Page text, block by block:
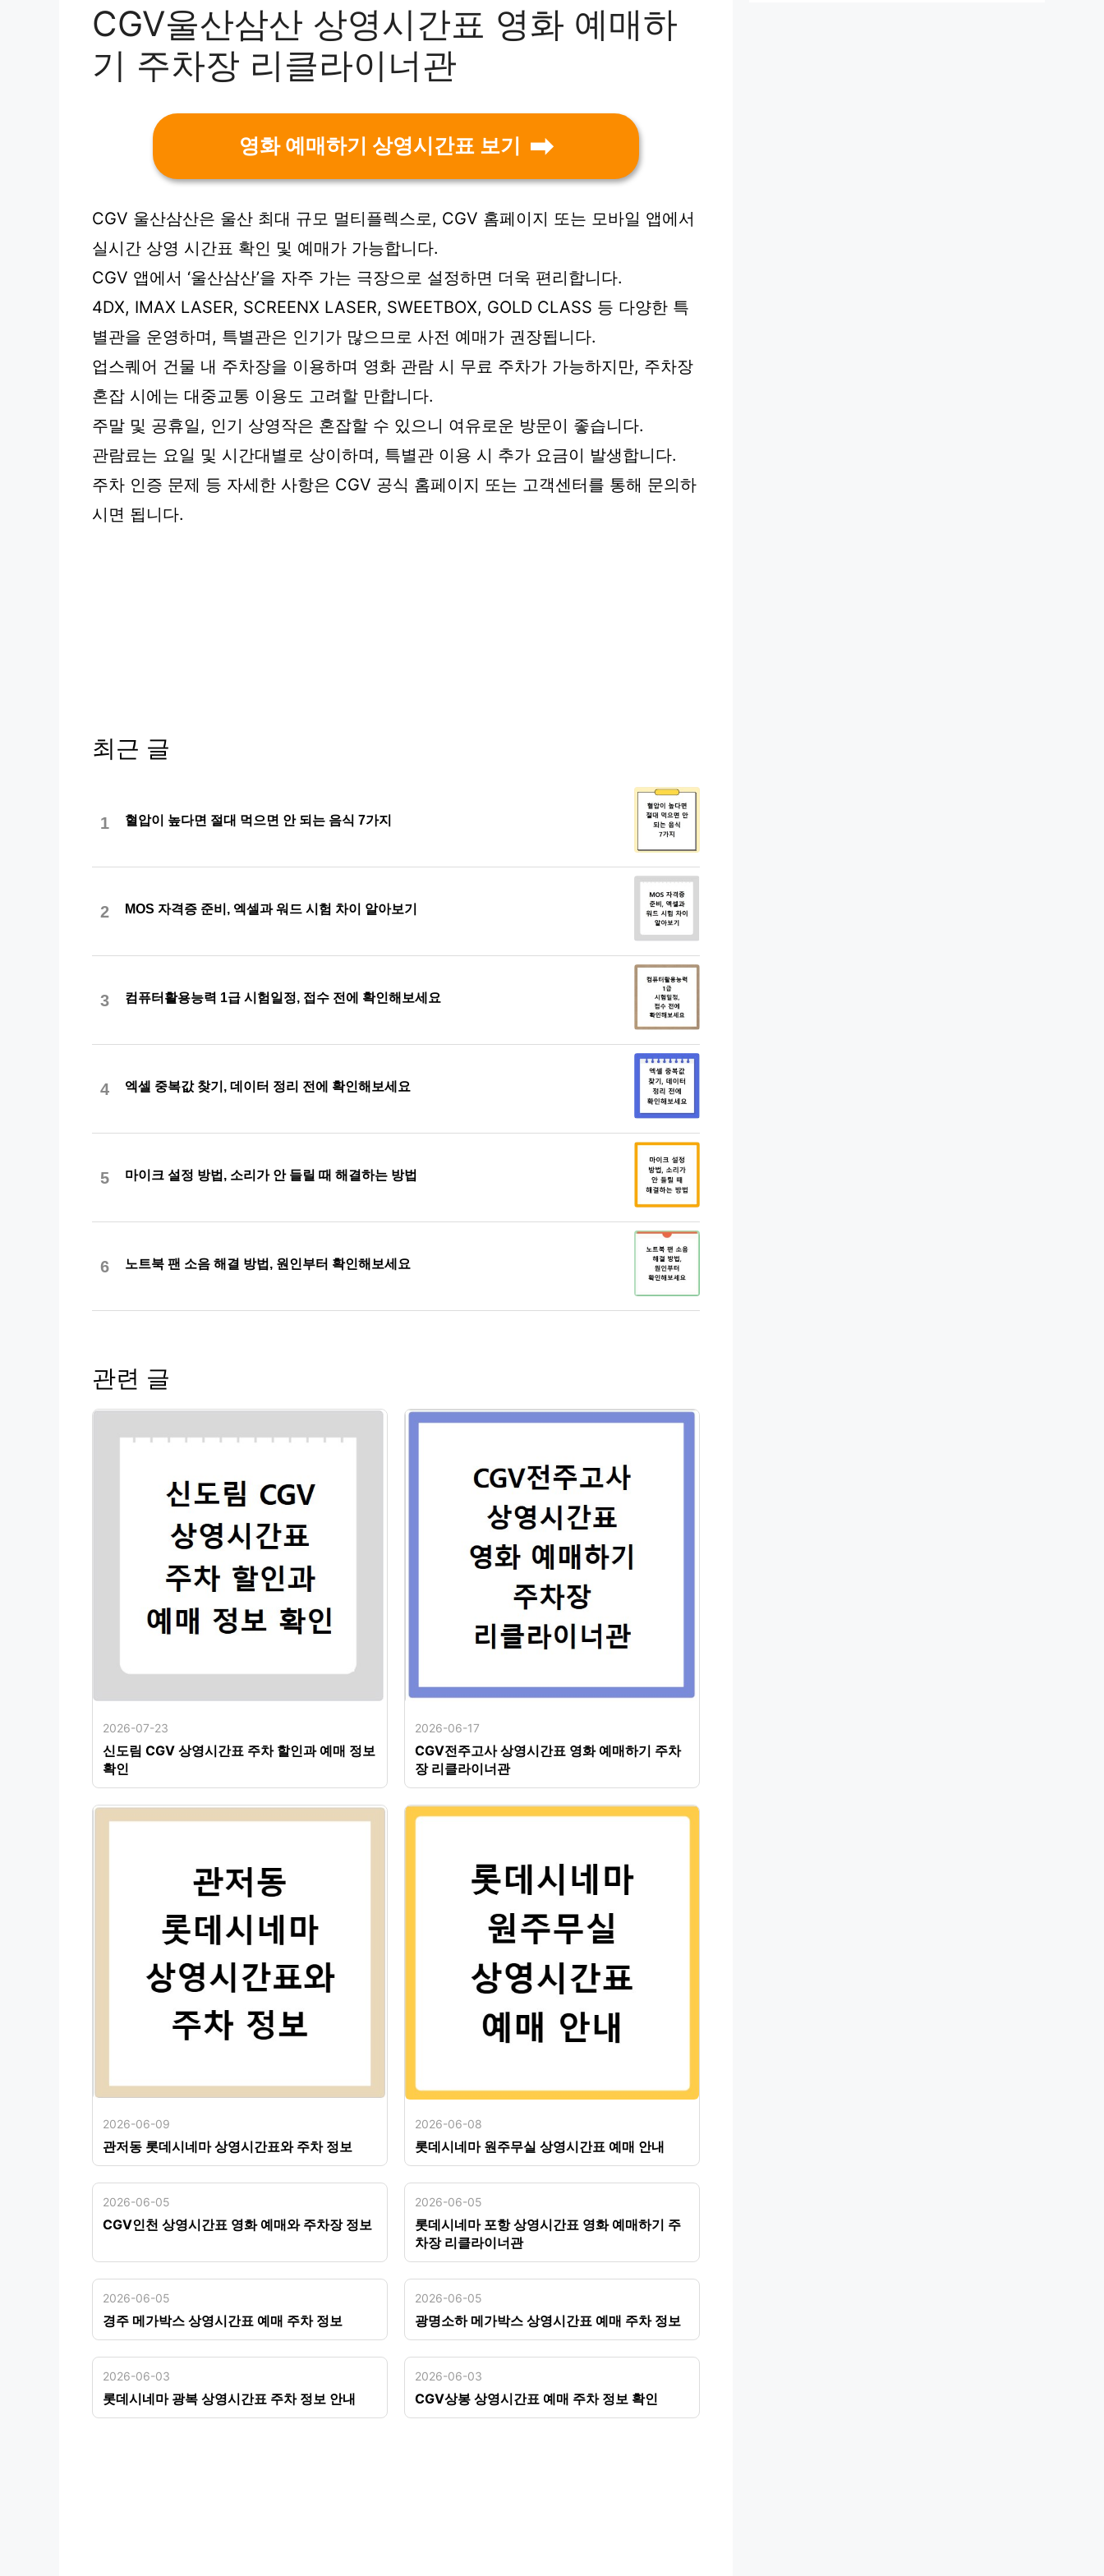
CGV울산삼산 상영시간표 영화 예매하
기 주차장 리클라이너관
영화 예매하기 상영시간표 보기
CGV 울산삼산은 울산 최대 규모 멀티플렉스로, CGV 홈페이지 또는 모바일 앱에서
실시간 상영 시간표 확인 및 예매가 가능합니다.
CGV 앱에서 ‘울산삼산’을 자주 가는 극장으로 설정하면 더욱 편리합니다.
4DX, IMAX LASER, SCREENX LASER, SWEETBOX, GOLD CLASS 등 다양한 특
별관을 운영하며, 특별관은 인기가 많으므로 사전 예매가 권장됩니다.
업스퀘어 건물 내 주차장을 이용하며 영화 관람 시 무료 주차가 가능하지만, 주차장
혼잡 시에는 대중교통 이용도 고려할 만합니다.
주말 및 공휴일, 인기 상영작은 혼잡할 수 있으니 여유로운 방문이 좋습니다.
관람료는 요일 및 시간대별로 상이하며, 특별관 이용 시 추가 요금이 발생합니다.
주차 인증 문제 등 자세한 사항은 CGV 공식 홈페이지 또는 고객센터를 통해 문의하
시면 됩니다.
최근 글
1 혈압이 높다면 절대 먹으면 안 되는 음식 7가지
2 MOS 자격증 준비, 엑셀과 워드 시험 차이 알아보기
3 컴퓨터활용능력 1급 시험일정, 접수 전에 확인해보세요
4 엑셀 중복값 찾기, 데이터 정리 전에 확인해보세요
5 마이크 설정 방법, 소리가 안 들릴 때 해결하는 방법
6 노트북 팬 소음 해결 방법, 원인부터 확인해보세요
관련 글
2026-07-23
신도림 CGV 상영시간표 주차 할인과 예매 정보
확인
2026-06-17
CGV전주고사 상영시간표 영화 예매하기 주차
장 리클라이너관
2026-06-09
관저동 롯데시네마 상영시간표와 주차 정보
2026-06-08
롯데시네마 원주무실 상영시간표 예매 안내
2026-06-05
CGV인천 상영시간표 영화 예매와 주차장 정보
2026-06-05
롯데시네마 포항 상영시간표 영화 예매하기 주
차장 리클라이너관
2026-06-05
경주 메가박스 상영시간표 예매 주차 정보
2026-06-05
광명소하 메가박스 상영시간표 예매 주차 정보
2026-06-03
롯데시네마 광복 상영시간표 주차 정보 안내
2026-06-03
CGV상봉 상영시간표 예매 주차 정보 확인